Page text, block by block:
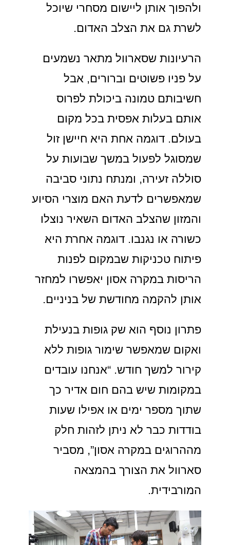
ולהפוך אותן ליישום מסחרי שיוכל
לשרת גם את הצלב האדום.
הרעיונות שסארוול מתאר נשמעים
על פניו פשוטים וברורים, אבל
חשיבותם טמונה ביכולת לפרוס
אותם בעלות אפסית בכל מקום
בעולם. דוגמה אחת היא חיישן זול
שמסוגל לפעול במשך שבועות על
סוללה זעירה, ומנתח נתוני סביבה
שמאפשרים לדעת האם מוצרי הסיוע
והמזון שהצלב האדום השאיר נוצלו
כשורה או נגנבו. דוגמה אחרת היא
פיתוח טכניקות שבמקום לפנות
הריסות במקרה אסון יאפשרו למחזר
אותן להקמה מחודשת של בניניים.
פתרון נוסף הוא שק גופות בנעילת
ואקום שמאפשר שימור גופות ללא
קירור למשך חודש. “אנחנו עובדים
במקומות שיש בהם חום אדיר כך
שתוך מספר ימים או אפילו שעות
בודדות כבר לא ניתן לזהות חלק
מההרוגים במקרה אסון”, מסביר
סארוול את הצורך בהמצאה
המורבידית.